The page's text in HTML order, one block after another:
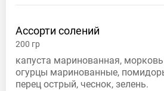
Ассорти солений
200 гр
капуста маринованная,
огурцы маринованные,
перец острый, чеснок, зелень.